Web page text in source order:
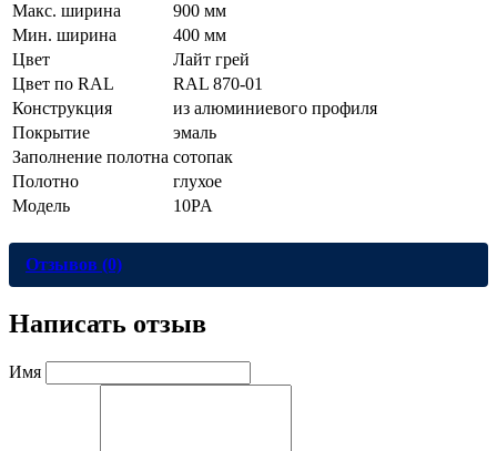
Макс. ширина
900 мм
Мин. ширина
400 мм
Цвет
Лайт грей
Цвет по RAL
RAL 870-01
Конструкция
из алюминиевого профиля
Покрытие
эмаль
Заполнение полотна сотопак
Полотно
глухое
Модель
10PA
Отзывов (0)
Написать отзыв
Имя